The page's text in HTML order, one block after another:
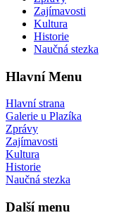
Zajímavosti
Kultura
Historie
Naučná stezka
Hlavní Menu
Hlavní strana
Galerie u Plazíka
Zprávy
Zajímavosti
Kultura
Historie
Naučná stezka
Další menu